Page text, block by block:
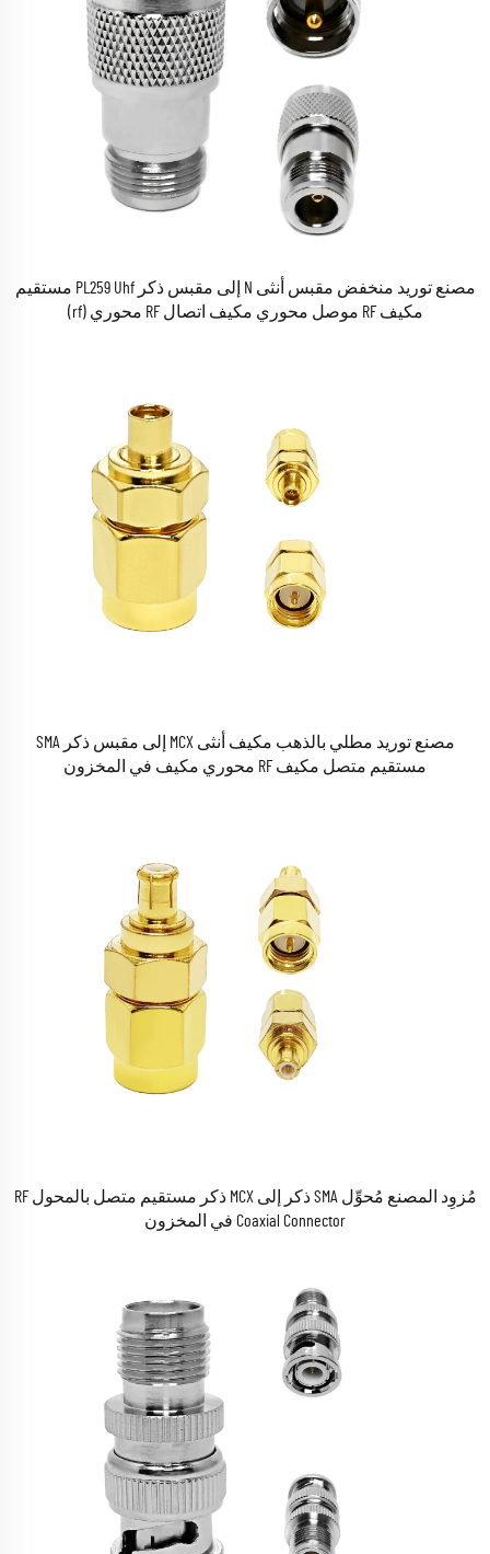
مصنع توريد منخفض مقبس أنثى N إلى مقبس ذكر PL259 Uhf مستقيم
مكيف RF موصل محوري مكيف اتصال RF محوري (rf)
مصنع توريد مطلي بالذهب مكيف أنثى MCX إلى مقبس ذكر SMA
مستقيم متصل مكيف RF محوري مكيف في المخزون
مُزوِد المصنع مُحوِّل SMA ذكر إلى MCX ذكر مستقيم متصل بالمحول RF
Coaxial Connector في المخزون